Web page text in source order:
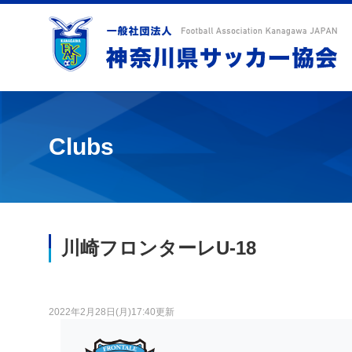
Clubs
川崎フロンターレU-18
2022年2月28日(月)17:40更新